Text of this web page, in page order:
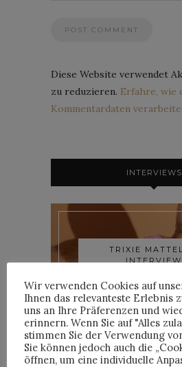
Diese Website verwendet
zu reduzieren. Erfahre, wie
Kommentardaten
INTERVIEWS
TRIXIE
INTERVIEW
Wir verwenden Cookies auf
Ihnen das relevanteste Erlebnis
uns an Ihre Präferenzen und
erinnern. Wenn Sie auf "Alles
stimmen Sie der Verwendung
Sie können jedoch auch die
öffnen, um eine individuelle